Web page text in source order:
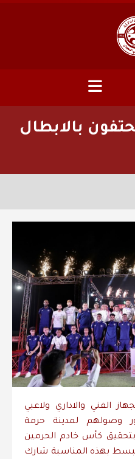
بالابطال
الفني والاداري
ولاعبي
وصولهم لمدينة
حرمة
بتحقيق كأس خادم الحرمين
بهذه المناسبة شارك